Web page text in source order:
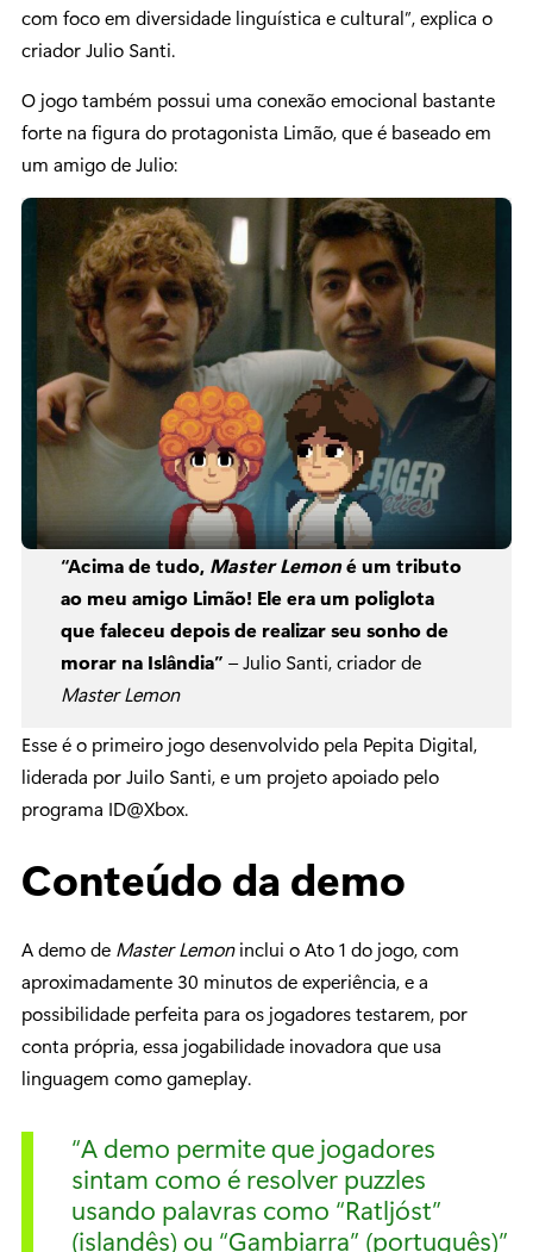
com foco em diversidade linguística e cultural”, explica o
criador Julio Santi.
O jogo também possui uma conexão emocional bastante
forte na figura do protagonista Limão, que é baseado em
um amigo de Julio:
“Acima de tudo, Master Lemoné um tributo
ao meu amigo Limão! Ele era um poliglota
que faleceu depois de realizar seu sonho de
morar na Islândia” – Julio Santi, criador de
Master Lemon
Esse é o primeiro jogo desenvolvido pela Pepita Digital,
liderada por Juilo Santi, e um projeto apoiado pelo
programa ID@Xbox.
Conteúdo da demo
A demo de Master Lemoninclui o Ato 1 do jogo, com
aproximadamente 30 minutos de experiência, e a
possibilidade perfeita para os jogadores testarem, por
conta própria, essa jogabilidade inovadora que usa
linguagem como gameplay.
“A demo permite que jogadores
sintam como é resolver puzzles
usando palavras como “Ratljóst”
(islandês) ou “Gambiarra” (português)”